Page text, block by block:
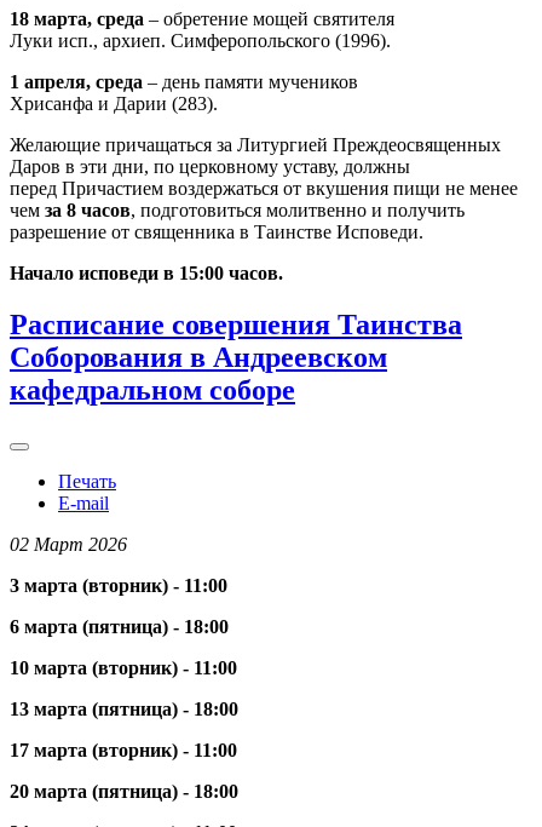
18 марта, среда – обретение мощей святителя
Луки исп., архиеп. Симферопольского (1996).
1 апреля, среда – день памяти мучеников
Хрисанфа и Дарии (283).
Желающие причащаться за Литургией Преждеосвященных
Даров в эти дни, по церковному уставу, должны
перед Причастием воздержаться от вкушения пищи не менее
чем за 8 часов, подготовиться молитвенно и получить
разрешение от священника в Таинстве Исповеди.
Начало исповеди в 15:00 часов.
Расписание совершения Таинства
Соборования в Андреевском
кафедральном соборе
Печать
E-mail
02 Март 2026
3 марта (вторник) - 11:00
6 марта (пятница) - 18:00
10 марта (вторник) - 11:00
13 марта (пятница) - 18:00
17 марта (вторник) - 11:00
20 марта (пятница) - 18:00